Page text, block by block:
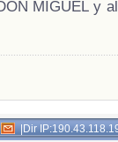
MIGUEL y
|Dir